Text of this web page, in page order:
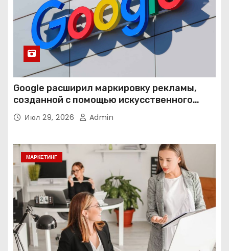
Google расширил маркировку рекламы,
созданной с помощью искусственного
интеллекта
Июл 29, 2026 Admin
МАРКЕТИНГ